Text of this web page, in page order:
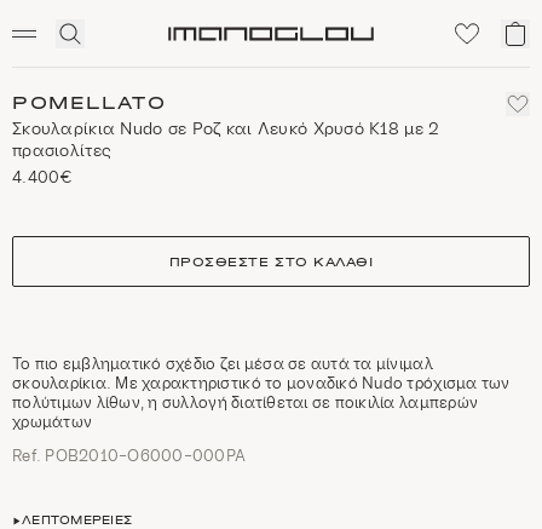
Click
search
Το
POMELLATO
Σκουλαρίκια Nudo σε Ροζ και Λευκό Χρυσό Κ18 με 2
πρασιολίτες
4.400€
size
ΠΡΟΣΘΈΣΤΕ ΣΤΟ ΚΑΛΆΘΙ
Το πιο εμβληματικό σχέδιο ζει μέσα σε αυτά τα μίνιμαλ
σκουλαρίκια. Με χαρακτηριστικό το μοναδικό Νudo τρόχισμα των
πολύτιμων λίθων, η συλλογή διατίθεται σε ποικιλία λαμπερών
χρωμάτων
Ref. POB2010-O6000-000PA
ΛΕΠΤΟΜΈΡΕΙΕΣ